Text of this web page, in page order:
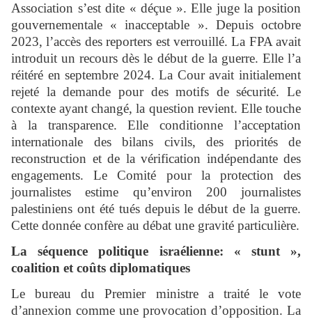
Association s’est dite « déçue ». Elle juge la position
gouvernementale « inacceptable ». Depuis octobre
2023, l’accès des reporters est verrouillé. La FPA avait
introduit un recours dès le début de la guerre. Elle l’a
réitéré en septembre 2024. La Cour avait initialement
rejeté la demande pour des motifs de sécurité. Le
contexte ayant changé, la question revient. Elle touche
à la transparence. Elle conditionne l’acceptation
internationale des bilans civils, des priorités de
reconstruction et de la vérification indépendante des
engagements. Le Comité pour la protection des
journalistes estime qu’environ 200 journalistes
palestiniens ont été tués depuis le début de la guerre.
Cette donnée confère au débat une gravité particulière.
La séquence politique israélienne: « stunt »,
coalition et coûts diplomatiques
Le bureau du Premier ministre a traité le vote
d’annexion comme une provocation d’opposition. La